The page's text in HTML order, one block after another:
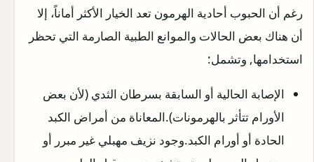
رغم أن الحبوب أحادية الهرمون تعد الخيار الأكثر أماناً، إلا
أن هناك بعض الحالات والموانع الطبية الصارمة التي تحظر
استخدامها, وتشمل:
الإصابة الحالية أو السابقة بسرطان الثدي (لأن بعض
الأورام تتأثر بالهرمونات).المعاناة من أمراض الكبد
الحادة أو أورام الكبد.وجود نزيف مهبلي غير مبرر أو